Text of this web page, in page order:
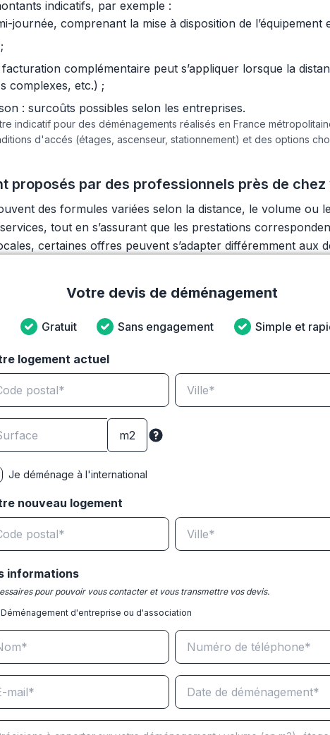
indicatifs, par exemple :
comprenant la mise à disposition de l’équipement
complémentaire peut s’appliquer lorsque la
complexes, etc.) ;
: surcoûts possibles selon les entreprises.
indicatif pour des déménagements réalisés en France
d'accés (étages, ascenseur, stationnement) et des options
proposés par des professionnels près de chez
des formules variées selon la distance, le volume ou
tout en s’assurant que les prestations
certaines offres peuvent s’adapter différemment aux
Votre devis de déménagement
Gratuit Sans engagement Simple et
logement actuel
Je déménage à l'international
nouveau logement
informations
pour pouvoir vous contacter et vous transmettre vos devis.
Déménagement d'entreprise ou d'association